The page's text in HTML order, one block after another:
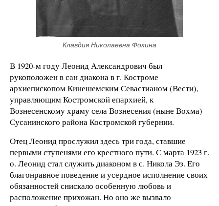
Клавдия Николаевна Фокина
В 1920-м году Леонид Александрович был
рукоположен в сан диакона в г. Костроме
архиепископом Кинешемским Севастианом (Вести),
управляющим Костромской епархией, к
Вознесенскому храму села Вознесения (ныне Вохма)
Сусанинского района Костромской губернии.
Отец Леонид прослужил здесь три года, ставшие
первыми ступенями его крестного пути. С марта 1923 г.
о. Леонид стал служить диаконом в с. Никола Эз. Его
благонравное поведение и усердное исполнение своих
обязанностей снискало особенную любовь и
расположение прихожан. Но оно же вызвало